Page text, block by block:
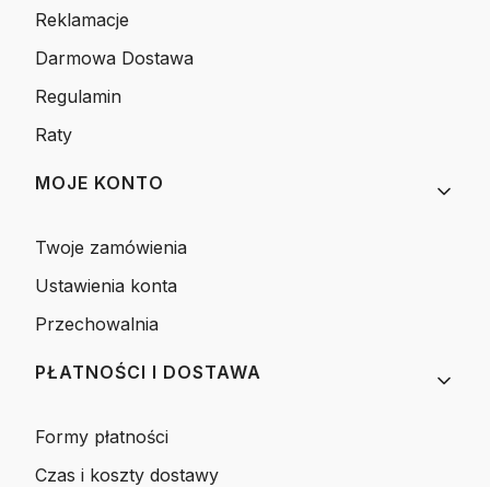
Reklamacje
Darmowa Dostawa
Regulamin
Raty
MOJE KONTO
Twoje zamówienia
Ustawienia konta
Przechowalnia
PŁATNOŚCI I DOSTAWA
Formy płatności
Czas i koszty dostawy